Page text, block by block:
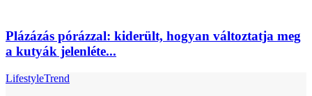
Plázázás pórázzal: kiderült, hogyan változtatja meg
a kutyák jelenléte...
LifestyleTrend